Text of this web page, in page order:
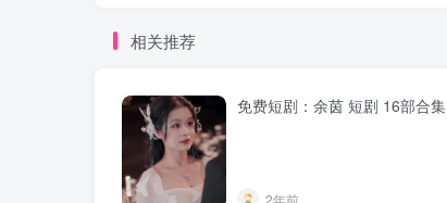
相关推荐
免费短剧：余茵 短剧 16部合集
2年前